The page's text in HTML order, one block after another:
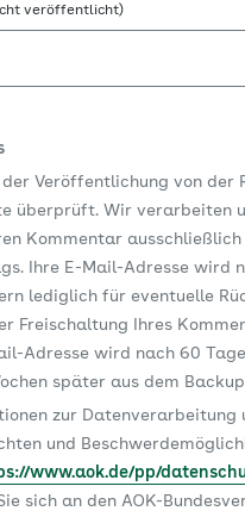
veröffentlicht)
Veröffentlichung von der
überprüft. Wir verarbeiten
Kommentar
Ihre E-Mail-Adresse wird
lediglich für eventuelle
Freischaltung Ihres
Adresse wird nach 60
später aus dem
zur Datenverarbeitung
und
www.aok.de/pp/
sich an den AOK-